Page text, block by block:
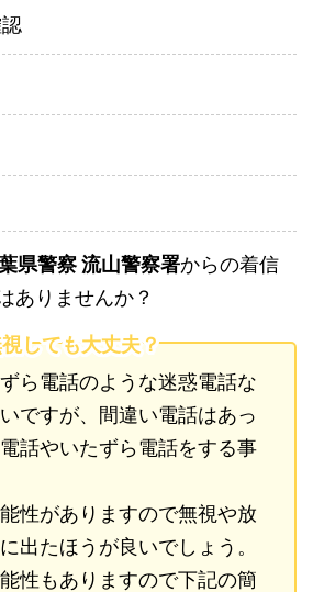
県警察 流山警察署からの着信
ありませんか？
しても大丈夫？
ら電話のような迷惑電話な
ですが、間違い電話はあっ
話やいたずら電話をする事
性がありますので無視や放
出たほうが良いでしょう。
性もありますので下記の簡